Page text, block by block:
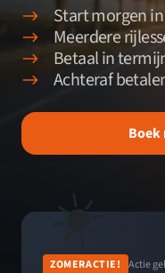
Start morgen
Meerdere
Betaal in
Achteraf
Boek
☀️
ZOMERACTIE! Actie